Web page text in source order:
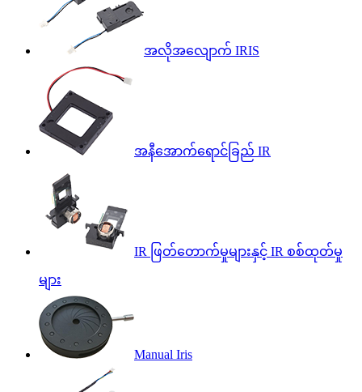
အလိုအလျောက် IRIS
အနီအောက်ရောင်ခြည် IR
IR ဖြတ်တောက်မှုများနှင့် IR စစ်ထုတ်မှု
များ
Manual Iris